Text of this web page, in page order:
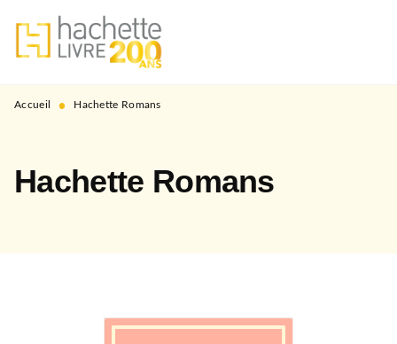
MENU RECHERCHE
PIED DE PAGE
Accueil • Hachette Romans
Hachette Romans